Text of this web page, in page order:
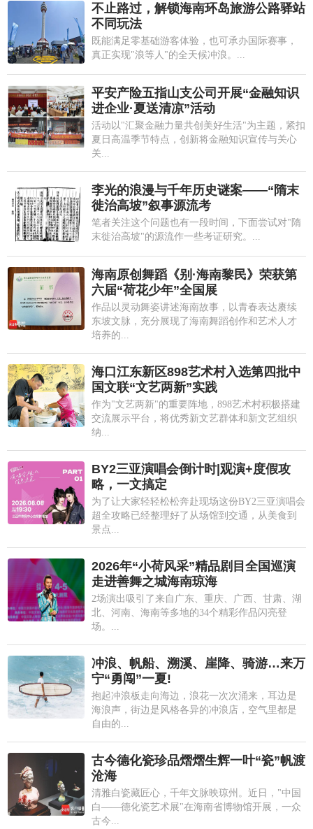
不止路过，解锁海南环岛旅游公路驿站
不同玩法
既能满足零基础游客体验，也可承办国际赛事，
真正实现"浪等人"的全天候冲浪。...
平安产险五指山支公司开展“金融知识
进企业·夏送清凉”活动
活动以"汇聚金融力量共创美好生活"为主题，紧扣
夏日高温季节特点，创新将金融知识宣传与关心
关...
李光的浪漫与千年历史谜案——“隋末
徙治高坡”叙事源流考
笔者关注这个问题也有一段时间，下面尝试对"隋
末徙治高坡"的源流作一些考证研究。...
海南原创舞蹈《别·海南黎民》荣获第
六届“荷花少年”全国展
作品以灵动舞姿讲述海南故事，以青春表达赓续
东坡文脉，充分展现了海南舞蹈创作和艺术人才
培养的...
海口江东新区898艺术村入选第四批中
国文联“文艺两新”实践
作为"文艺两新"的重要阵地，898艺术村积极搭建
交流展示平台，将优秀新文艺群体和新文艺组织
纳...
BY2三亚演唱会倒计时|观演+度假攻
略，一文搞定
为了让大家轻轻松松奔赴现场这份BY2三亚演唱会
超全攻略已经整理好了从场馆到交通，从美食到
景点...
2026年“小荷风采”精品剧目全国巡演
走进善舞之城海南琼海
2场演出吸引了来自广东、重庆、广西、甘肃、湖
北、河南、海南等多地的34个精彩作品闪亮登
场。...
冲浪、帆船、溯溪、崖降、骑游…来万
宁“勇闯”一夏!
抱起冲浪板走向海边，浪花一次次涌来，耳边是
海浪声，街边是风格各异的冲浪店，空气里都是
自由的...
古今德化瓷珍品熠熠生辉一叶“瓷”帆渡
沧海
清雅白瓷藏匠心，千年文脉映琼州。近日，"中国
白——德化瓷艺术展"在海南省博物馆开展，一众
古今...